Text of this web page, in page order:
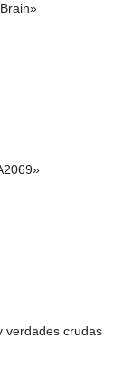
verdades crudas